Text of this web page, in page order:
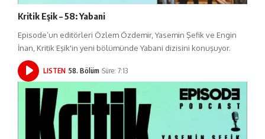
Kritik Eşik – 58: Yabani
Episode’un editörleri Özlem Özdemir, Yasemin Şefik ve Engin
İnan, Kritik Eşik'in yeni bölümünde Yabani dizisini konuşuyor.
LISTEN 58. Bölüm Süre: 7:13